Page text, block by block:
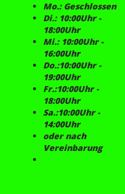
Mo.: Geschlossen
Di.: 10:00Uhr -
18:00Uhr
Mi.: 10:00Uhr -
16:00Uhr
Do.:10:00Uhr -
19:00Uhr
Fr.:10:00Uhr -
18:00Uhr
Sa.:10:00Uhr -
14:00Uhr
oder nach
Vereinbarung